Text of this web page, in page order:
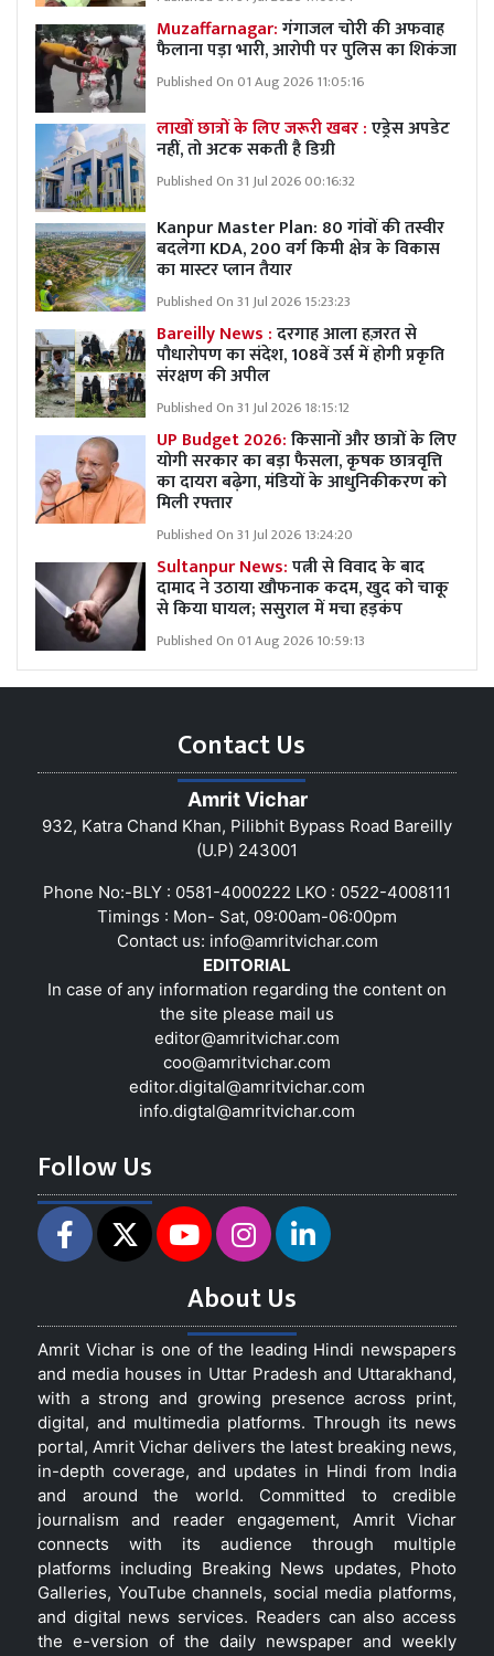
Muzaffarnagar:गंगाजल चोरी की अफवाह
फैलाना पड़ा भारी, आरोपी पर पुलिस का शिकंजा
Published On 01 Aug 2026 11:05:16
लाखों छात्रों के लिए जरूरी खबर :एड्रेस अपडेट
नहीं, तो अटक सकती है डिग्री
Published On 31 Jul 2026 00:16:32
Kanpur Master Plan: 80 गांवों की तस्वीर
बदलेगा KDA, 200 वर्ग किमी क्षेत्र के विकास
का मास्टर प्लान तैयार
Published On 31 Jul 2026 15:23:23
Bareilly News :दरगाह आला हज़रत से
पौधारोपण का संदेश, 108वें उर्स में होगी प्रकृति
संरक्षण की अपील
Published On 31 Jul 2026 18:15:12
UP Budget 2026:किसानों और छात्रों के लिए
योगी सरकार का बड़ा फैसला, कृषक छात्रवृत्ति
का दायरा बढ़ेगा, मंडियों के आधुनिकीकरण को
मिली रफ्तार
Published On 31 Jul 2026 13:24:20
Sultanpur News:पत्नी से विवाद के बाद
दामाद ने उठाया खौफनाक कदम, खुद को चाकू
से किया घायल; ससुराल में मचा हड़कंप
Published On 01 Aug 2026 10:59:13
Contact Us
Amrit Vichar
932, Katra Chand Khan, Pilibhit Bypass Road Bareilly
(U.P) 243001
Phone No:-BLY : 0581-4000222 LKO : 0522-4008111
Timings : Mon- Sat, 09:00am-06:00pm
Contact us: info@amritvichar.com
EDITORIAL
In case of any information regarding the content on
the site please mail us
editor@amritvichar.com
coo@amritvichar.com
editor.digital@amritvichar.com
info.digtal@amritvichar.com
Follow Us
About Us
Amrit Vichar is one of the leading Hindi newspapers
and media houses in Uttar Pradesh and Uttarakhand,
with a strong and growing presence across print,
digital, and multimedia platforms. Through its news
portal, Amrit Vichar delivers the latest breaking news,
in-depth coverage, and updates in Hindi from India
and around the world. Committed to credible
journalism and reader engagement, Amrit Vichar
connects with its audience through multiple
platforms including Breaking News updates, Photo
Galleries, YouTube channels, social media platforms,
and digital news services. Readers can also access
the e-version of the daily newspaper and weekly